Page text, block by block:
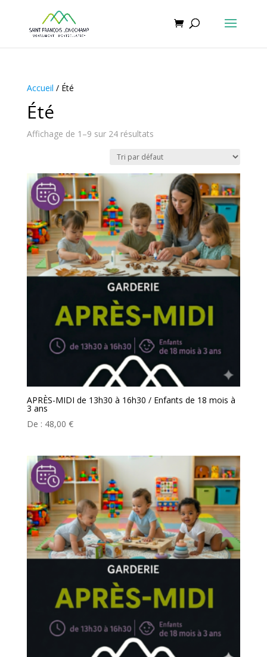
Accueil / Été
Été
Affichage de 1–9 sur 24 résultats
APRÈS-MIDI de 13h30 à 16h30 / Enfants de 18 mois à
3 ans
De : 48,00 €